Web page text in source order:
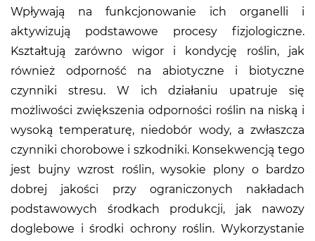
Wpływają na funkcjonowanie ich organelli i
aktywizują podstawowe procesy fizjologiczne.
Kształtują zarówno wigor i kondycję roślin, jak
również odporność na abiotyczne i biotyczne
czynniki stresu. W ich działaniu upatruje się
możliwości zwiększenia odporności roślin na niską i
wysoką temperaturę, niedobór wody, a zwłaszcza
czynniki chorobowe i szkodniki. Konsekwencją tego
jest bujny wzrost roślin, wysokie plony o bardzo
dobrej jakości przy ograniczonych nakładach
podstawowych środkach produkcji, jak nawozy
doglebowe i środki ochrony roślin. Wykorzystanie